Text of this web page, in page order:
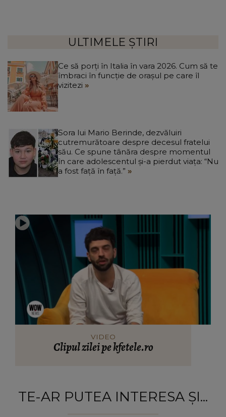
ULTIMELE ȘTIRI
Ce să porți în Italia în vara 2026. Cum să te
îmbraci în funcție de orașul pe care îl
vizitezi
Sora lui Mario Berinde, dezvăluiri
cutremurătoare despre decesul fratelui
său. Ce spune tânăra despre momentul
în care adolescentul și-a pierdut viața: “Nu
a fost față în față.”
VIDEO
Clipul zilei pe kfetele.ro
TE-AR PUTEA INTERESA ȘI...